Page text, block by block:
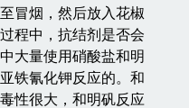
冒烟，然后放入花椒
程中，抗结剂是否会
大量使用硝酸盐和明
铁氰化钾反应的。和
性很大，和明矾反应